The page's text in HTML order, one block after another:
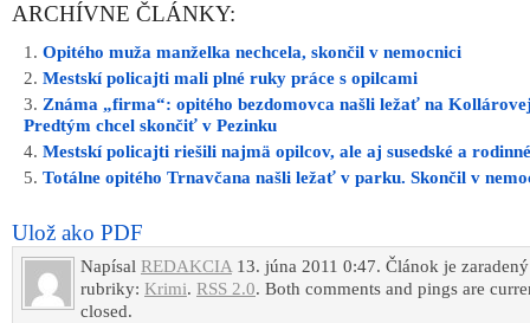
ARCHÍVNE ČLÁNKY:
Opitého muža manželka nechcela, skončil v nemocnici
Mestskí policajti mali plné ruky práce s opilcami
Známa „firma“: opitého bezdomovca našli ležať na
Predtým chcel skončiť v Pezinku
Mestskí policajti riešili najmä opilcov, ale aj susedské a
Totálne opitého Trnavčana našli ležať v parku. Skončil v
Ulož ako PDF
Napísal REDAKCIA13. júna 2011 0:47. Článok je
rubriky: Krimi. RSS 2.0. Both comments and pings are
closed.